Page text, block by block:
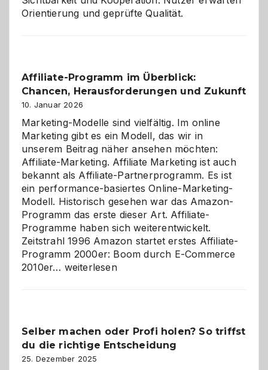
Orientierung und geprüfte Qualität.
Affiliate-Programm im Überblick:
Chancen, Herausforderungen und Zukunft
10. Januar 2026
Marketing-Modelle sind vielfältig. Im online
Marketing gibt es ein Modell, das wir in
unserem Beitrag näher ansehen möchten:
Affiliate-Marketing. Affiliate Marketing ist auch
bekannt als Affiliate-Partnerprogramm. Es ist
ein performance-basiertes Online-Marketing-
Modell. Historisch gesehen war das Amazon-
Programm das erste dieser Art. Affiliate-
Programme haben sich weiterentwickelt.
Zeitstrahl 1996 Amazon startet erstes Affiliate-
Programm 2000er: Boom durch E-Commerce
2010er… Affiliate-
Herausforderungen
und
Zukunft
weiterlesen
Selber machen oder Profi holen? So triffst
du die richtige Entscheidung
25. Dezember 2025